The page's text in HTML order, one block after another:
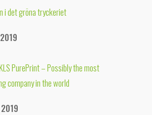
i det gröna tryckeriet
PurePrint – Possibly the most
company in the world